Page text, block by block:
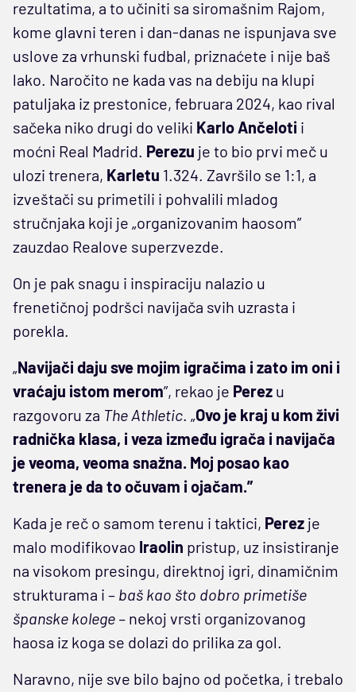
rezultatima, a to učiniti sa siromašnim Rajom,
kome glavni teren i dan-danas ne ispunjava sve
uslove za vrhunski fudbal, priznaćete i nije baš
lako. Naročito ne kada vas na debiju na klupi
patuljaka iz prestonice, februara 2024, kao rival
sačeka niko drugi do veliki Karlo Ančeloti i
moćni Real Madrid. Perezu je to bio prvi meč u
ulozi trenera, Karletu 1.324. Završilo se 1:1, a
izveštači su primetili i pohvalili mladog
stručnjaka koji je „organizovanim haosom”
zauzdao Realove superzvezde.
On je pak snagu i inspiraciju nalazio u
frenetičnoj podršci navijača svih uzrasta i
porekla.
„Navijači daju sve mojim igračima i zato im oni i
vraćaju istom merom”, rekao je Perez u
razgovoru za The Athletic. „Ovo je kraj u kom živi
radnička klasa, i veza između igrača i navijača
je veoma, veoma snažna. Moj posao kao
trenera je da to očuvam i ojačam.”
Kada je reč o samom terenu i taktici, Perez je
malo modifikovao Iraolin pristup, uz insistiranje
na visokom presingu, direktnoj igri, dinamičnim
strukturama i – baš kao što dobro primetiše
španske kolege – nekoj vrsti organizovanog
haosa iz koga se dolazi do prilika za gol.
Naravno, nije sve bilo bajno od početka, i trebalo